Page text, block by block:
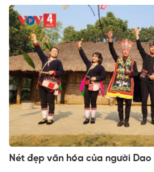
Nét đẹp văn hóa của người